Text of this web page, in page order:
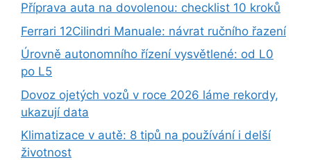
Příprava auta na dovolenou: checklist 10 kroků
Ferrari 12Cilindri Manuale: návrat ručního řazení
Úrovně autonomního řízení vysvětlené: od L0
po L5
Dovoz ojetých vozů v roce 2026 láme rekordy,
ukazují data
Klimatizace v autě: 8 tipů na používání i delší
životnost